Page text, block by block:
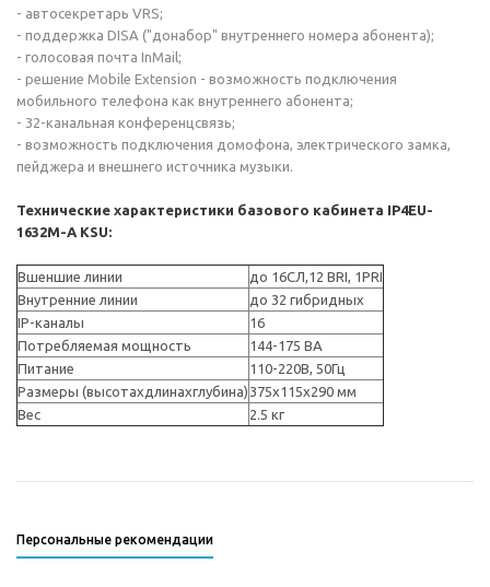
- автосекретарь VRS;
- поддержка DISA ("донабор" внутреннего номера абонента);
- голосовая почта InMail;
- решение Mobile Extension - возможность подключения
мобильного телефона как внутреннего абонента;
- 32-канальная конференцсвязь;
- возможность подключения домофона, электрического замка,
пейджера и внешнего источника музыки.
Технические характеристики базового кабинета IP4EU-
1632M-A KSU:
Вшеншие линии
до 16СЛ,12 BRI, 1PRI
Внутренние линии
до 32 гибридных
IP-каналы
16
Потребляемая мощность
144-175 ВА
Питание
110-220В, 50Гц
Размеры (высотаxдлинаxглубина) 375х115х290 мм
Вес
2.5 кг
Персональные рекомендации